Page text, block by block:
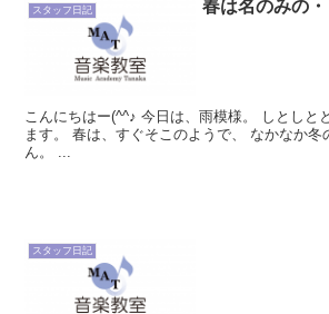
スタッフ日記 春は名のみの・
こんにちはー(^^♪ 今日は、雨模様。 しとしと
ます。 春は、すぐそこのようで、 なかなか冬
ん。 ...
スタッフ日記